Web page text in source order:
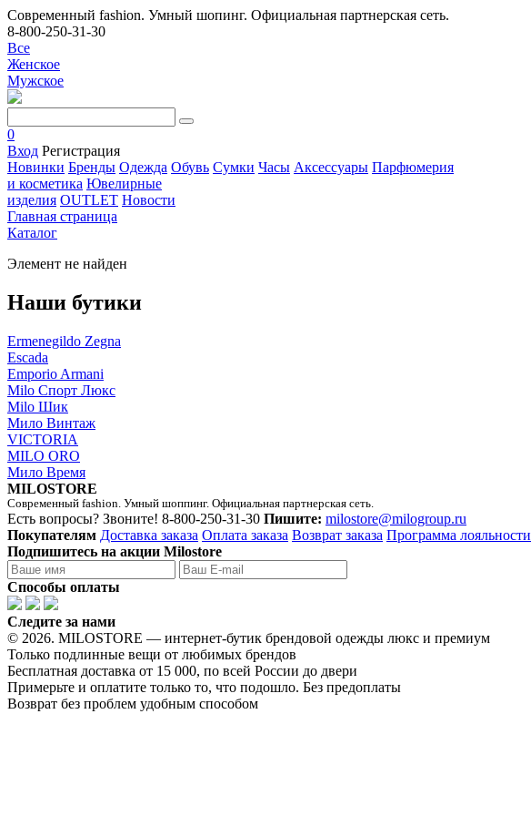
Современный fashion. Умный шопинг. Официальная партнерская сеть.
8-800-250-31-30
Все
Женское
Мужское
0
Вход Регистрация
Новинки Бренды Одежда Обувь Сумки Часы Аксессуары Парфюмерия
и косметика Ювелирные
изделия OUTLET Новости
Главная страница
Каталог
Элемент не найден
Наши бутики
Ermenegildo Zegna
Escada
Emporio Armani
Milo Спорт Люкс
Milo Шик
Мило Винтаж
VICTORIA
MILO ORO
Мило Время
MILOSTORE
Современный fashion. Умный шоппинг. Официальная партнерская сеть.
Есть вопросы? Звоните! 8-800-250-31-30 Пишите: milostore@milogroup.ru
Покупателям Доставка заказа Оплата заказа Возврат заказа Программа лояльности
Подпишитесь на акции Milostore
Способы оплаты
Следите за нами
© 2026. MILOSTORE — интернет-бутик брендовой одежды люкс и премиум
Только подлинные вещи от любимых брендов
Бесплатная доставка от 15 000, по всей России до двери
Примерьте и оплатите только то, что подошло. Без предоплаты
Возврат без проблем удобным способом